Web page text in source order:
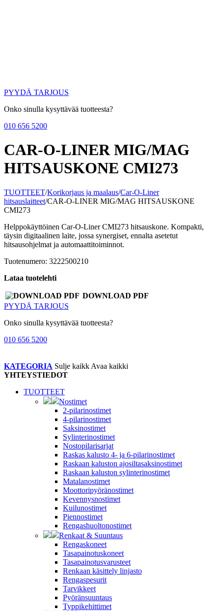
PYYDÄ TARJOUS
Onko sinulla kysyttävää tuotteesta?
010 656 5200
CAR-O-LINER MIG/MAG
HITSAUSKONE CMI273
TUOTTEET/Korikorjaus ja maalaus/Car-O-Liner
hitsauslaitteet/CAR-O-LINER MIG/MAG HITSAUSKONE
CMI273
Helppokäyttöinen Car-O-Liner CMI273 hitsauskone. Kompakti,
täysin digitaalinen laite, jossa synergiset, ennalta asetetut
hitsausohjelmat ja automaattitoiminnot.
Tuotenumero: 3222500210
Lataa tuotelehti
DOWNLOAD PDF
PYYDÄ TARJOUS
Onko sinulla kysyttävää tuotteesta?
010 656 5200
KATEGORIA Sulje kaikk Avaa kaikki
YHTEYSTIEDOT
TUOTTEET
Nostimet
2-pilarinostimet
4-pilarinostimet
Saksinostimet
Sylinterinostimet
Nostopilarisarjat
Raskas kalusto 4- ja 6-pilarinostimet
Raskaan kaluston ajosiltasaksinostimet
Raskaan kaluston sylinterinostimet
Matalanostimet
Moottoripyöränostimet
Kevennysnostimet
Kuilunostimet
Piennostimet
Rengashuoltonostimet
Renkaat & Suuntaus
Rengaskoneet
Tasapainotuskoneet
Tasapainotusvarusteet
Renkaan käsittely linjasto
Rengaspesurit
Tarvikkeet
Pyöränsuuntaus
Typpikehittimet